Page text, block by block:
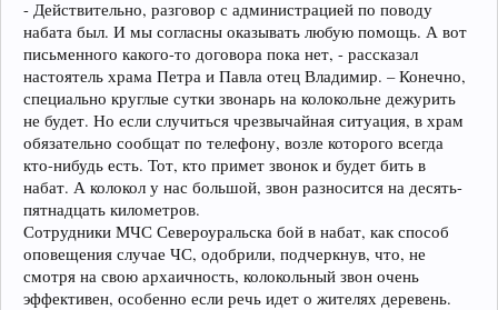
- Действительно, разговор с администрацией по поводу
набата был. И мы согласны оказывать любую помощь. А вот
письменного какого-то договора пока нет, - рассказал
настоятель храма Петра и Павла отец Владимир. – Конечно,
специально круглые сутки звонарь на колокольне дежурить
не будет. Но если случиться чрезвычайная ситуация, в храм
обязательно сообщат по телефону, возле которого всегда
кто-нибудь есть. Тот, кто примет звонок и будет бить в
набат. А колокол у нас большой, звон разносится на десять-
пятнадцать километров.
Сотрудники МЧС Североуральска бой в набат, как способ
оповещения случае ЧС, одобрили, подчеркнув, что, не
смотря на свою архаичность, колокольный звон очень
эффективен, особенно если речь идет о жителях деревень.